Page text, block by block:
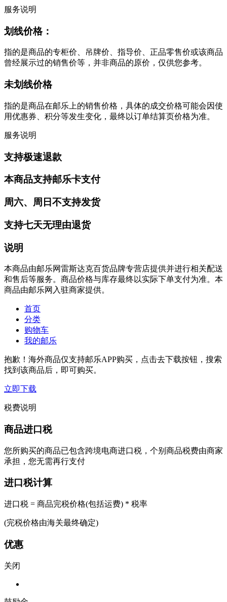
服务说明
划线价格：
指的是商品的专柜价、吊牌价、指导价、正品零售价或该商品
曾经展示过的销售价等，并非商品的原价，仅供您参考。
未划线价格
指的是商品在邮乐上的销售价格，具体的成交价格可能会因使
用优惠券、积分等发生变化，最终以订单结算页价格为准。
服务说明
支持极速退款
本商品支持邮乐卡支付
周六、周日不支持发货
支持七天无理由退货
说明
本商品由邮乐网雷斯达克百货品牌专营店提供并进行相关配送
和售后等服务。商品价格与库存最终以实际下单支付为准。本
商品由邮乐网入驻商家提供。
首页
分类
购物车
我的邮乐
抱歉！海外商品仅支持邮乐APP购买，点击去下载按钮，搜索
找到该商品后，即可购买。
立即下载
税费说明
商品进口税
您所购买的商品已包含跨境电商进口税，个别商品税费由商家
承担，您无需再行支付
进口税计算
进口税 = 商品完税价格(包括运费) * 税率
(完税价格由海关最终确定)
优惠
关闭